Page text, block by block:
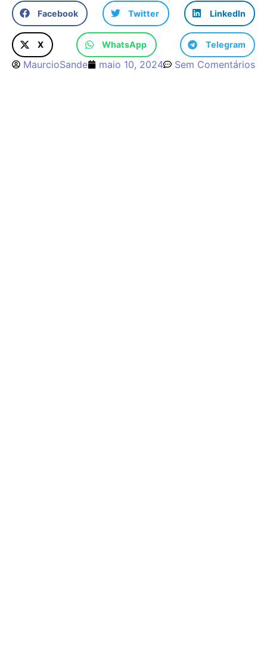
Facebook Twitter LinkedIn
X WhatsApp Telegram
MaurcioSande maio 10, 2024 Sem Comentários